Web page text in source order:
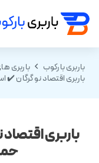
باربری بارکوب
باربری
باربری اقتصاد نو گرگان
باربری